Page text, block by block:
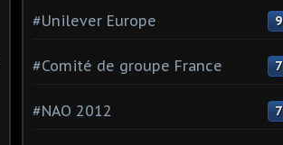
#Unilever Europe 9
#Comité de groupe France 7
#NAO 2012 7